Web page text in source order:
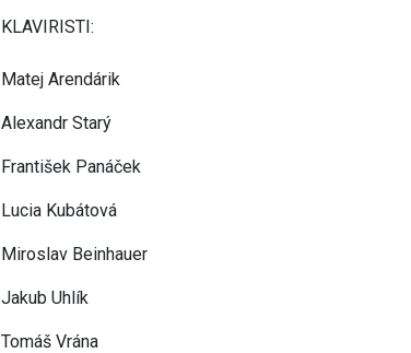
KLAVIRISTI:
Matej Arendárik
Alexandr Starý
František Panáček
Lucia Kubátová
Miroslav Beinhauer
Jakub Uhlík
Tomáš Vrána